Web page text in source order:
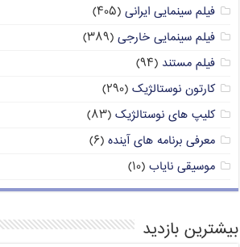
فیلم سینمایی ایرانی (۴۰۵)
فیلم سینمایی خارجی (۳۸۹)
فیلم مستند (۹۴)
کارتون نوستالژیک (۲۹۰)
کلیپ های نوستالژیک (۸۳)
معرفی برنامه های آینده (۶)
موسیقی نایاب (۱۰)
بیشترین بازدید